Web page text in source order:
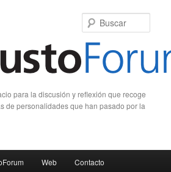
para la discusión y reflexión que recoge
de personalidades que han pasado por la
Web Contacto